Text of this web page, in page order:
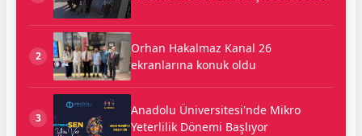
2
Orhan Hakalmaz Kanal 26
ekranlarına konuk oldu
3
Anadolu Üniversitesi'nde Mikro
Yeterlilik Dönemi Başlıyor